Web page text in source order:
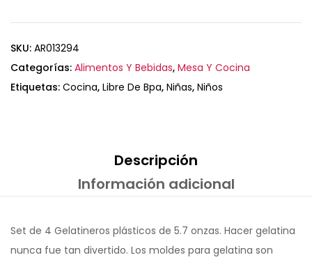
SKU: AR013294
Categorías: Alimentos Y Bebidas, Mesa Y Cocina
Etiquetas: Cocina, Libre De Bpa, Niñas, Niños
Descripción
Información adicional
Set de 4 Gelatineros plásticos de 5.7 onzas. Hacer gelatina
nunca fue tan divertido. Los moldes para gelatina son